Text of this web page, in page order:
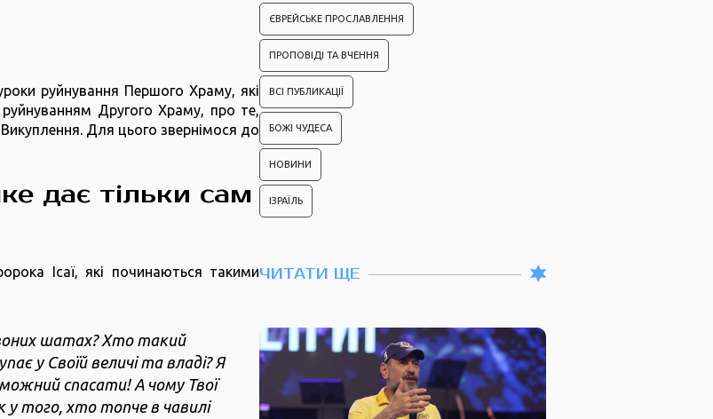
руйнування Першого Храму, які
руйнуванням Другого Храму, про те,
Для цього звернімося до
дає тільки сам
Ісаї, які починаються такими
шатах? Хто такий
у Своїй величі та владі? Я
спасати! А чому Твої
у того, хто топче в чавилі
ЄВРЕЙСЬКЕ ПРОСЛАВЛЕННЯ
ПРОПОВІДІ ТА ВЧЕННЯ
ВСІ ПУБЛИКАЦІЇ
БОЖІ ЧУДЕСА
НОВИНИ
ІЗРАЇЛЬ
ЧИТАТИ ЩЕ